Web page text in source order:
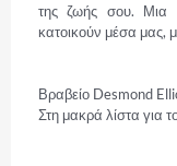
της ζωής σου. Μια
κατοικούν μέσα μας,
Βραβείο Desmond
Στη μακρά λίστα για